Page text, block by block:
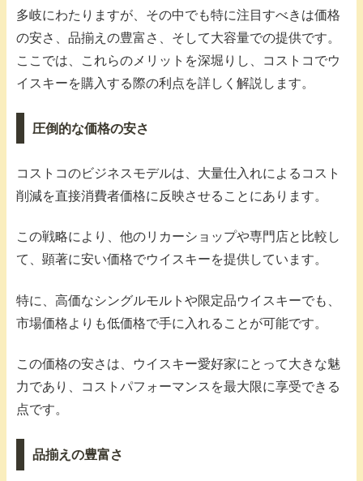
多岐にわたりますが、その中でも特に注目すべきは価格
の安さ、品揃えの豊富さ、そして大容量での提供です。
ここでは、これらのメリットを深堀りし、コストコでウ
イスキーを購入する際の利点を詳しく解説します。
圧倒的な価格の安さ
コストコのビジネスモデルは、大量仕入れによるコスト
削減を直接消費者価格に反映させることにあります。
この戦略により、他のリカーショップや専門店と比較し
て、顕著に安い価格でウイスキーを提供しています。
特に、高価なシングルモルトや限定品ウイスキーでも、
市場価格よりも低価格で手に入れることが可能です。
この価格の安さは、ウイスキー愛好家にとって大きな魅
力であり、コストパフォーマンスを最大限に享受できる
点です。
品揃えの豊富さ